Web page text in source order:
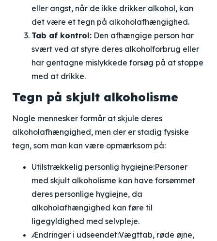
eller angst, når de ikke drikker alkohol, kan
det være et tegn på alkoholafhængighed.
Tab af kontrol: Den afhængige person har
svært ved at styre deres alkoholforbrug eller
har gentagne mislykkede forsøg på at stoppe
med at drikke.
Tegn på skjult alkoholisme
Nogle mennesker formår at skjule deres
alkoholafhængighed, men der er stadig fysiske
tegn, som man kan være opmærksom på:
Utilstrækkelig personlig hygiejne:Personer
med skjult alkoholisme kan have forsømmet
deres personlige hygiejne, da
alkoholafhængighed kan føre til
ligegyldighed med selvpleje.
Ændringer i udseendet:Vægttab, røde øjne,